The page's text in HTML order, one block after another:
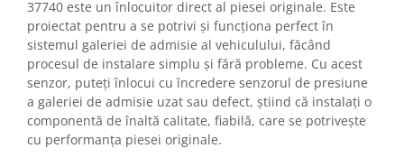
37740 este un înlocuitor direct al piesei originale. Este
proiectat pentru a se potrivi și funcționa perfect în
sistemul galeriei de admisie al vehiculului, făcând
procesul de instalare simplu și fără probleme. Cu acest
senzor, puteți înlocui cu încredere senzorul de presiune
a galeriei de admisie uzat sau defect, știind că instalați o
componentă de înaltă calitate, fiabilă, care se potrivește
cu performanța piesei originale.